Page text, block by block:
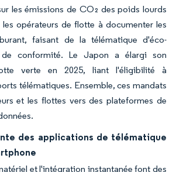
les émissions de CO₂ des poids lourds
opérateurs de flotte à documenter les
faisant de la télématique d'éco-
conformité. Le Japon a élargi son
verte en 2025, liant l'éligibilité à
télématiques. Ensemble, ces mandats
et les flottes vers des plateformes de
des applications de télématique
et l'intégration instantanée font des